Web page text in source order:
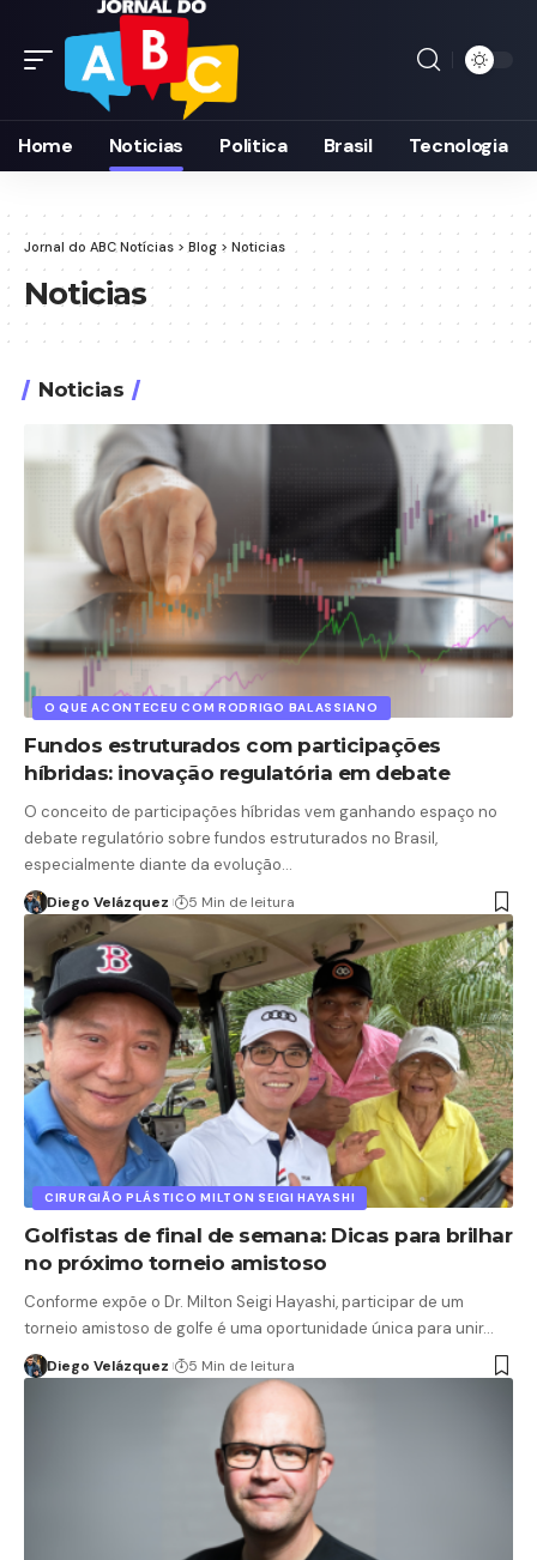
Home Noticias Politica Brasil Tecnologia
Jornal do ABC Notícias > Blog > Noticias
Noticias
Noticias
O QUE ACONTECEU COM RODRIGO BALASSIANO
Fundos estruturados com participações
híbridas: inovação regulatória em debate
O conceito de participações híbridas vem ganhando espaço no
debate regulatório sobre fundos estruturados no Brasil,
especialmente diante da evolução…
Diego Velázquez 5 Min de leitura
CIRURGIÃO PLÁSTICO MILTON SEIGI HAYASHI
Golfistas de final de semana: Dicas para brilhar
no próximo torneio amistoso
Conforme expõe o Dr. Milton Seigi Hayashi, participar de um
torneio amistoso de golfe é uma oportunidade única para unir…
Diego Velázquez 5 Min de leitura